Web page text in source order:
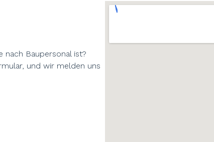
nach Baupersonal ist?
und wir melden uns